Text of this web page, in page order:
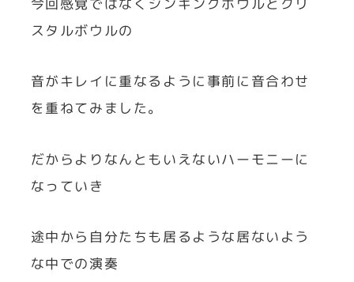
スタルボウルの
音がキレイに重なるように事前に音合わせ
を重ねてみました。
だからよりなんともいえないハーモニーに
なっていき
途中から自分たちも居るような居ないよう
な中での演奏